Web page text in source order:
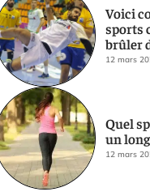
Voici
sports
brûler
12 mars
Quel
un
12 mars